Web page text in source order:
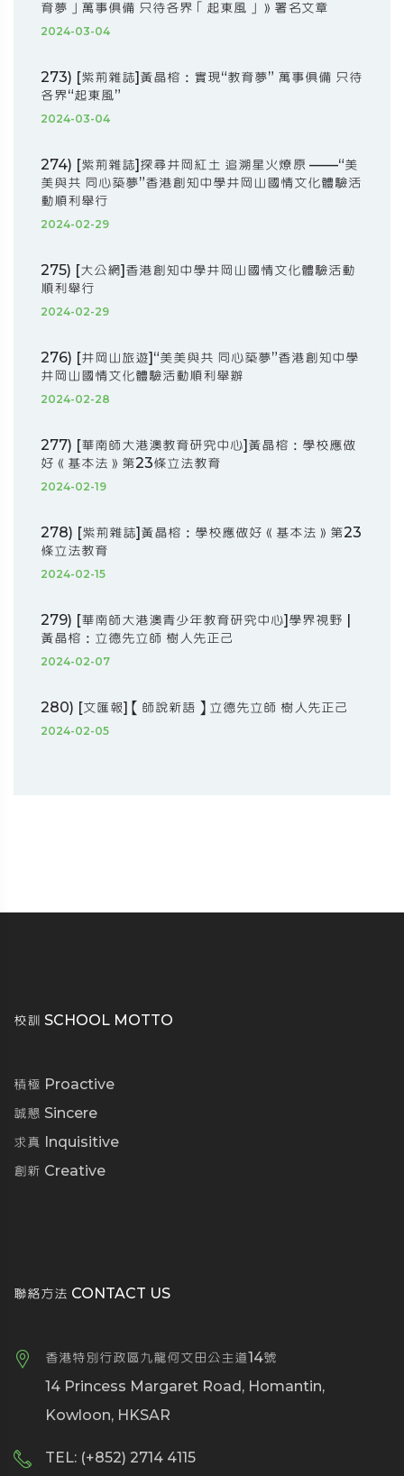
育夢」萬事俱備 只待各界「起東風」》署名文章
2024-03-04
273) [紫荊雜誌]黃晶榕：實現“教育夢” 萬事俱備 只待
各界“起東風”
2024-03-04
274) [紫荊雜誌]探尋井岡紅土 追溯星火燎原 ——“美
美與共 同心築夢”香港創知中學井岡山國情文化體驗活
動順利舉行
2024-02-29
275) [大公網]香港創知中學井岡山國情文化體驗活動
順利舉行
2024-02-29
276) [井岡山旅遊]“美美與共 同心築夢”香港創知中學
井岡山國情文化體驗活動順利舉辦
2024-02-28
277) [華南師大港澳教育研究中心]黃晶榕：學校應做
好《基本法》第23條立法教育
2024-02-19
278) [紫荊雜誌]黃晶榕：學校應做好《基本法》第23
條立法教育
2024-02-15
279) [華南師大港澳青少年教育研究中心]學界視野 |
黃晶榕：立德先立師 樹人先正己
2024-02-07
280) [文匯報]【師說新語】立德先立師 樹人先正己
2024-02-05
校訓 SCHOOL MOTTO
積極 Proactive
誠懇 Sincere
求真 Inquisitive
創新 Creative
聯絡方法 CONTACT US
香港特別行政區九龍何文田公主道14號
14 Princess Margaret Road, Homantin,
Kowloon, HKSAR
TEL: (+852) 2714 4115